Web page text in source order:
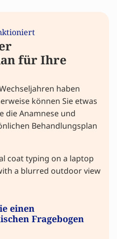
für Ihre
haben
können Sie etwas
die Anamnese und
Behandlungsplan
einen
Fragebogen